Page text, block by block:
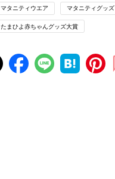
マタニティウエア マタニティグッズ
たまひよ赤ちゃんグッズ大賞